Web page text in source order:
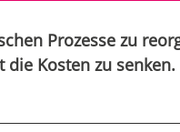
Prozesse zu
Kosten zu senken.